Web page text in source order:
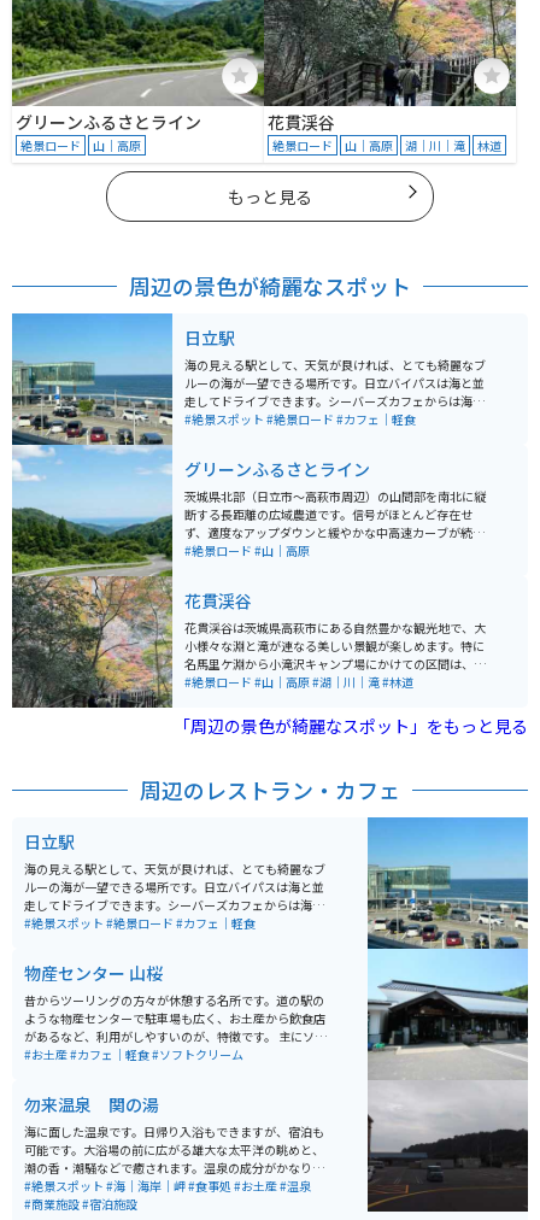
グリーンふるさとライン
絶景ロード 山｜高原
花貫渓谷
絶景ロード 山｜高原 湖｜川｜滝 林道
もっと見る
周辺の景色が綺麗なスポット
日立駅
海の見える駅として、天気が良ければ、とても綺麗なブ
ルーの海が一望できる場所です。日立バイパスは海と並
走してドライブできます。シーバーズカフェからは海を
見ながら食事が出来ます。絶景が好きな方にオススメの
#絶景スポット #絶景ロード #カフェ｜軽食
グリーンふるさとライン
茨城県北部（日立市〜高萩市周辺）の山間部を南北に縦
断する長距離の広域農道です。信号がほとんど存在せ
ず、適度なアップダウンと緩やかな中高速カーブが続く
ため、バイクで風を切って走るには関東屈指の快走路で
に太平洋を望むこともでき、山の緑と相まって素晴らし
い爽快感を味わえます。注意点として、ルート上にガソ
リンスタンド、コンビニ、トイレなどがほぼ無いため、
この道に入る前に給油やトイレ休憩を済ませておくこと
を強くおすすめします。
#絶景ロード #山｜高原
花貫渓谷
花貫渓谷は茨城県高萩市にある自然豊かな観光地で、大
小様々な淵と滝が連なる美しい景観が楽しめます。特に
名馬里ケ淵から小滝沢キャンプ場にかけての区間は、ハ
イキングや散策に最適で、秋の紅葉シーズンには色とり
あり、この吊り橋からの眺めは特も素敵です。自然の中
でのリフレッシュや、写真撮影にも最適な場所で、バイ
ごすことができます。
#絶景ロード #山｜高原#湖｜川｜滝#林道
「周辺の景色が綺麗なスポット」をもっと見る
周辺のレストラン・カフェ
日立駅
海の見える駅として、天気が良ければ、とても綺麗なブ
ルーの海が一望できる場所です。日立バイパスは海と並
走してドライブできます。シーバーズカフェからは海を
見ながら食事が出来ます。絶景が好きな方にオススメの
#絶景スポット #絶景ロード #カフェ｜軽食
物産センター 山桜
昔からツーリングの方々が休憩する名所です。道の駅の
ような物産センターで駐車場も広く、お土産から飲食店
があるなど、利用がしやすいのが、特徴です。 主にソフ
トクリーム屋とお土産屋が人気があり、口コミなどで集
キットと国道6号がつながっており、車やバイクのレー
ス観戦を目的に来る人もかなり多いです。
#お土産#カフェ｜軽食#ソフトクリーム
勿来温泉 関の湯
海に面した温泉です。日帰り入浴もできますが、宿泊も
可能です。大浴場の前に広がる雄大な太平洋の眺めと、
潮の香・潮騒などで癒されます。温泉の成分がかなり濃
く、お風呂を出た後も温泉の香りが体に長く残ります。
常磐道からのアクセスが良く、わかりやすい場所にあり
#絶景スポット #海｜海岸｜岬#食事処 #お土産#温泉
#商業施設#宿泊施設